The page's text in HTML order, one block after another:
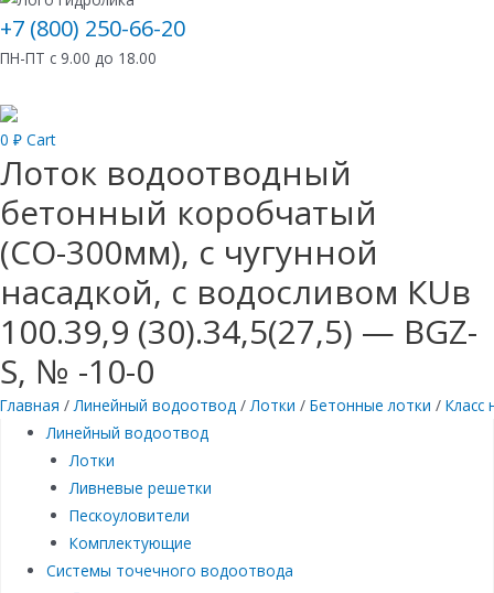
+7 (800) 250-66-20
ПН-ПТ с 9.00 до 18.00
0 ₽ Cart
Лоток водоотводный
бетонный коробчатый
(СО-300мм), с чугунной
насадкой, с водосливом КUв
100.39,9 (30).34,5(27,5) — BGZ-
S, № -10-0
Главная /Линейный водоотвод /Лотки / Бетонные лотки / Класс
Линейный водоотвод
Лотки
Ливневые решетки
Пескоуловители
Комплектующие
Системы точечного водоотвода